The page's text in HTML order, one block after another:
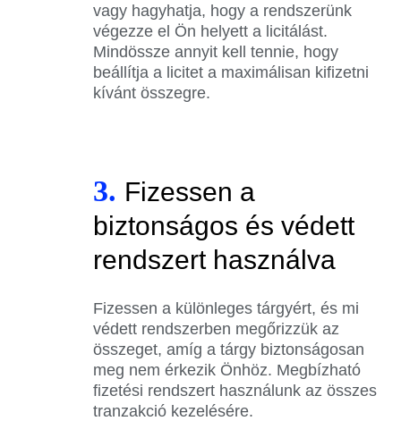
vagy hagyhatja, hogy a rendszerünk
végezze el Ön helyett a licitálást.
Mindössze annyit kell tennie, hogy
beállítja a licitet a maximálisan kifizetni
kívánt összegre.
3. Fizessen a
biztonságos és védett
rendszert használva
Fizessen a különleges tárgyért, és mi
védett rendszerben megőrizzük az
összeget, amíg a tárgy biztonságosan
meg nem érkezik Önhöz. Megbízható
fizetési rendszert használunk az összes
tranzakció kezelésére.